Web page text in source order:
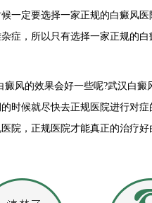
一定要选择一家正规的白癜风
症，所以只有选择一家正规的白
的效果会好一些呢?武汉白癜
时候就尽快去正规医院进行对症
院，正规医院才能真正的治疗好